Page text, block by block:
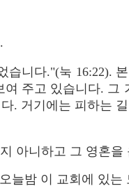
습니다."(눅 16:22).
주고 있습니다.
. 거기에는 피하는
아니하고 그 영혼
늘밤 이 교회에 있